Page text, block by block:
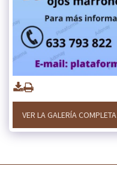
VER LA GALERÍA COMPLETA